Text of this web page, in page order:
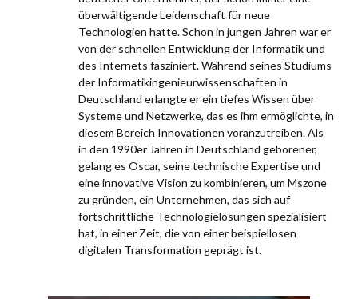
überwältigende Leidenschaft für neue
Technologien hatte. Schon in jungen Jahren war er
von der schnellen Entwicklung der Informatik und
des Internets fasziniert. Während seines Studiums
der Informatikingenieurwissenschaften in
Deutschland erlangte er ein tiefes Wissen über
Systeme und Netzwerke, das es ihm ermöglichte, in
diesem Bereich Innovationen voranzutreiben. Als
in den 1990er Jahren in Deutschland geborener,
gelang es Oscar, seine technische Expertise und
eine innovative Vision zu kombinieren, um Mszone
zu gründen, ein Unternehmen, das sich auf
fortschrittliche Technologielösungen spezialisiert
hat, in einer Zeit, die von einer beispiellosen
digitalen Transformation geprägt ist.